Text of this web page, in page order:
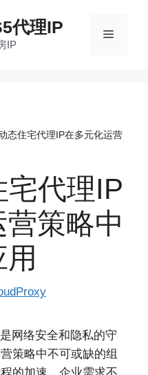
代理IP
IP
菜
态住宅代理IP在多元化运营
代理IP
策略中
网络安全和隐私的守
策略中不可或缺的组
的加速，企业需求不